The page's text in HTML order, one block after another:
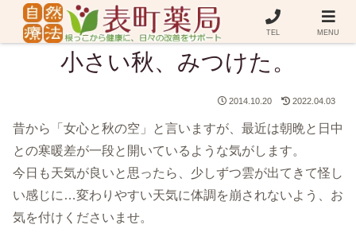
小さい秋、みつけた。
2014.10.20 2022.04.03
昔から「女心と秋の空」と言いますが、最近は朝晩と日中
との寒暖差が一段と開いているような気がします。
今日も天気が良いと思ったら、少しずつ雲が出てきて怪し
い感じに…変わりやすい天気に体調を崩されないよう、お
気を付けくださいませ。
TEL MENU